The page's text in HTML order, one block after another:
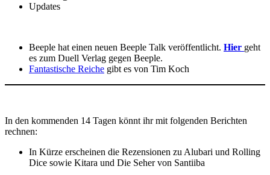
Updates
Beeple hat einen neuen Beeple Talk veröffentlicht. Hier geht
es zum Duell Verlag gegen Beeple.
Fantastische Reiche gibt es von Tim Koch
In den kommenden 14 Tagen könnt ihr mit folgenden Berichten
rechnen:
In Kürze erscheinen die Rezensionen zu Alubari und Rolling
Dice sowie Kitara und Die Seher von Santiiba